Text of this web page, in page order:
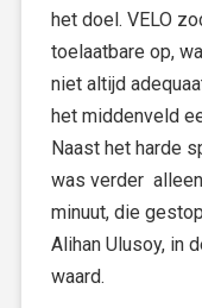
het doel. VELO
toelaatbare op,
niet altijd
het middenveld
Naast het harde
was verder
minuut, die
Alihan Ulusoy, in
waard.